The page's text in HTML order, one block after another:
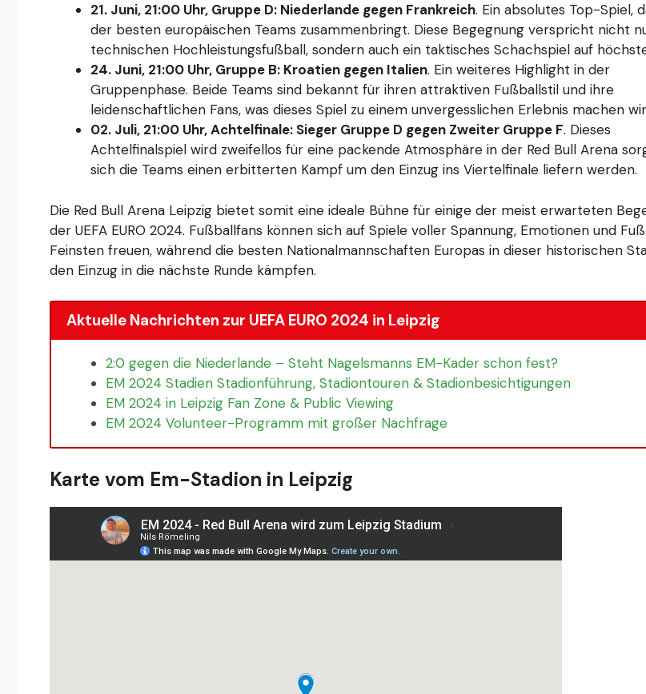
21. Juni, 21:00 Uhr, Gruppe D: Niederlande gegen Frankreich. Ein absolutes Top-Spiel,
der besten europäischen Teams zusammenbringt. Diese Begegnung verspricht nicht
technischen Hochleistungsfußball, sondern auch ein taktisches Schachspiel auf
24. Juni, 21:00 Uhr, Gruppe B: Kroatien gegen Italien. Ein weiteres Highlight in der
Gruppenphase. Beide Teams sind bekannt für ihren attraktiven Fußballstil und ihre
leidenschaftlichen Fans, was dieses Spiel zu einem unvergesslichen Erlebnis machen
02. Juli, 21:00 Uhr, Achtelfinale: Sieger Gruppe D gegen Zweiter Gruppe F. Dieses
Achtelfinalspiel wird zweifellos für eine packende Atmosphäre in der Red Bull Arena
sich die Teams einen erbitterten Kampf um den Einzug ins Viertelfinale liefern werden.
Die Red Bull Arena Leipzig bietet somit eine ideale Bühne für einige der meist erwarteten
der UEFA EURO 2024. Fußballfans können sich auf Spiele voller Spannung, Emotionen und
Feinsten freuen, während die besten Nationalmannschaften Europas in dieser historischen
den Einzug in die nächste Runde kämpfen.
Aktuelle Nachrichten zur UEFA EURO 2024 in Leipzig
2:0 gegen die Niederlande – Steht Nagelsmanns EM-Kader schon fest?
EM 2024 Stadien Stadionführung, Stadiontouren & Stadionbesichtigungen
EM 2024 in Leipzig Fan Zone & Public Viewing
EM 2024 Volunteer-Programm mit großer Nachfrage
Karte vom Em-Stadion in Leipzig